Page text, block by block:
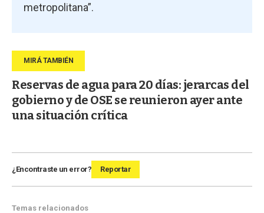
metropolitana”.
Reservas de agua para 20 días: jerarcas del
gobierno y de OSE se reunieron ayer ante
una situación crítica
¿Encontraste un error? Reportar
Temas relacionados